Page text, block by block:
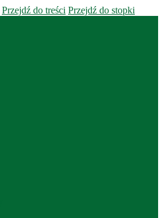
Przejdź do treści Przejdź do stopki